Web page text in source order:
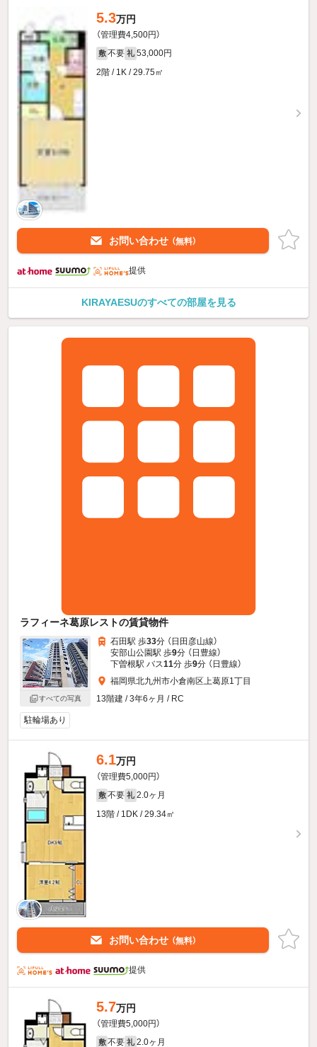
5.3万円
（管理費4,500円）
敷 不要 礼 53,000円
2階 / 1K / 29.75㎡
お問い合わせ （無料）
提供
KIRAYAESUのすべての部屋を見る
ラフィーネ葛原レストの賃貸物件
すべての写真
石田駅 歩33分 （日田彦山線）
安部山公園駅 歩9分 （日豊線）
下曽根駅 バス11分 歩9分 （日豊線）
福岡県北九州市小倉南区上葛原1丁目
13階建 / 3年6ヶ月 / RC
駐輪場あり
6.1万円
（管理費5,000円）
敷 不要 礼 2.0ヶ月
13階 / 1DK / 29.34㎡
お問い合わせ （無料）
提供
5.7万円
（管理費5,000円）
敷 不要 礼 2.0ヶ月